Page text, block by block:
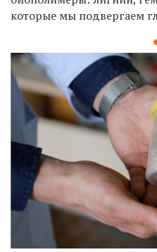
которые мы подвергаем